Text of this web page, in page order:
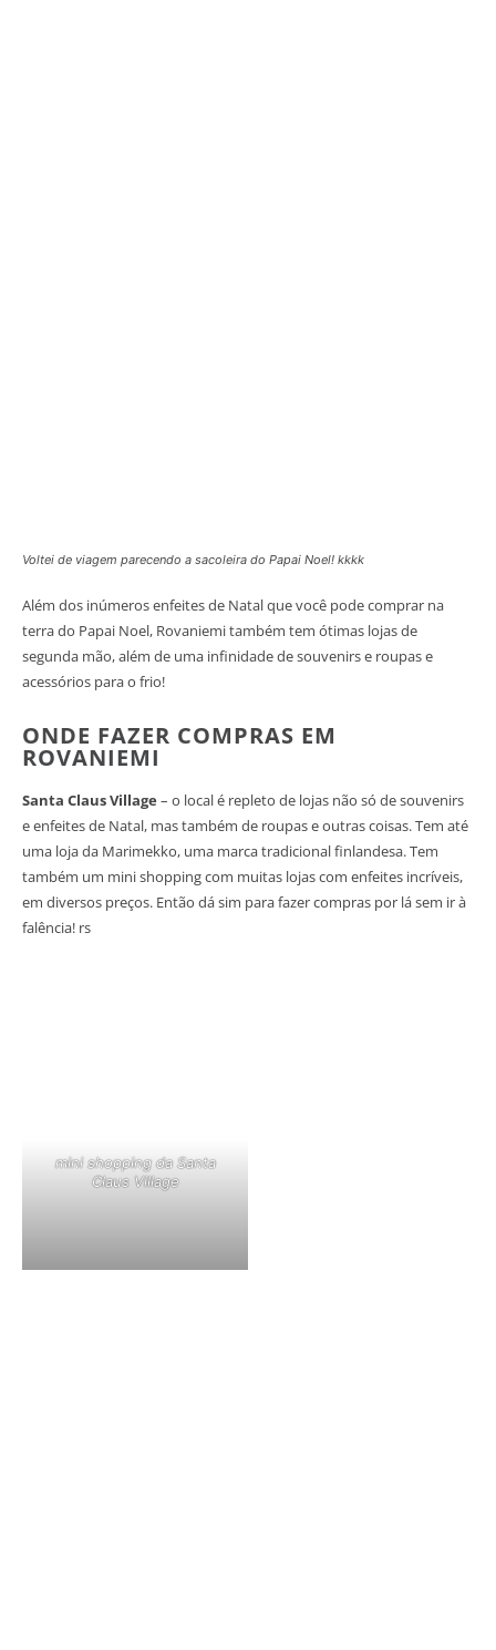
Voltei de viagem parecendo a sacoleira do Papai Noel! kkkk
Além dos inúmeros enfeites de Natal que você pode comprar na
terra do Papai Noel, Rovaniemi também tem ótimas lojas de
segunda mão, além de uma infinidade de souvenirs e roupas e
acessórios para o frio!
ONDE FAZER COMPRAS EM
ROVANIEMI
Santa Claus Village – o local é repleto de lojas não só de souvenirs
e enfeites de Natal, mas também de roupas e outras coisas. Tem até
uma loja da Marimekko, uma marca tradicional finlandesa. Tem
também um mini shopping com muitas lojas com enfeites incríveis,
em diversos preços. Então dá sim para fazer compras por lá sem ir à
falência! rs
mini shopping da Santa
Claus Village